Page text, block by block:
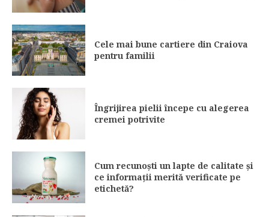
Cele mai bune cartiere din Craiova
pentru familii
Îngrijirea pielii începe cu alegerea
cremei potrivite
Cum recunoști un lapte de calitate și
ce informații merită verificate pe
etichetă?